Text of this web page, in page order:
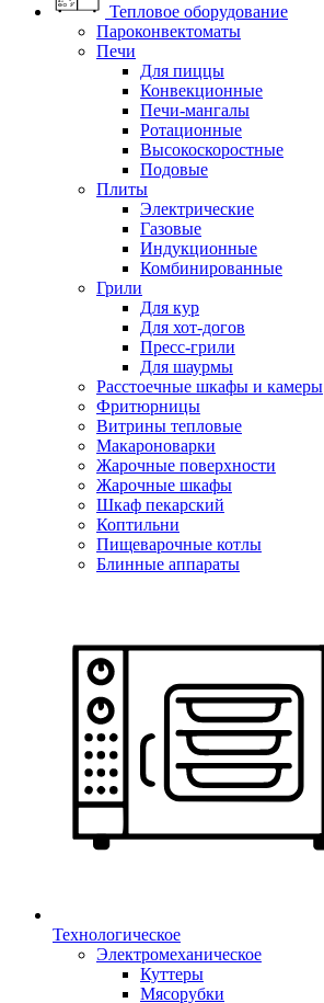
Тепловое оборудование
Пароконвектоматы
Печи
Для пиццы
Конвекционные
Печи-мангалы
Ротационные
Высокоскоростные
Подовые
Плиты
Электрические
Газовые
Индукционные
Комбинированные
Грили
Для кур
Для хот-догов
Пресс-грили
Для шаурмы
Расстоечные шкафы и камеры
Фритюрницы
Витрины тепловые
Макароноварки
Жарочные поверхности
Жарочные шкафы
Шкаф пекарский
Коптильни
Пищеварочные котлы
Блинные аппараты
Технологическое
Электромеханическое
Куттеры
Мясорубки